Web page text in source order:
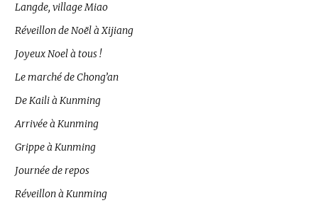
Langde, village Miao
Réveillon de Noël à Xijiang
Joyeux Noel à tous !
Le marché de Chong’an
De Kaili à Kunming
Arrivée à Kunming
Grippe à Kunming
Journée de repos
Réveillon à Kunming